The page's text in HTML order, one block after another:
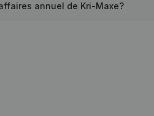
annuel de Kri-Maxe?